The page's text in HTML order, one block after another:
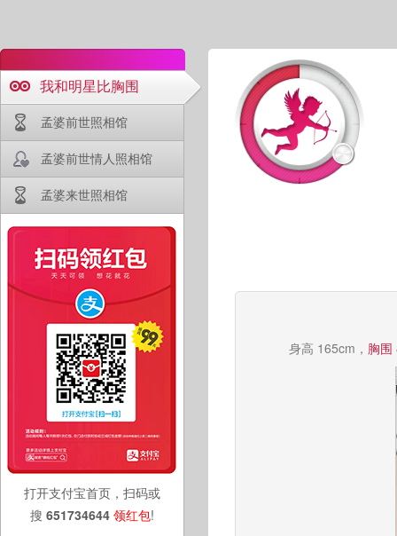
我和明星比胸围
孟婆前世照相馆
孟婆前世情人照相馆
孟婆来世照相馆
打开支付宝首页，扫码或
搜 651734644 领红包!
身高 165cm， 胸围